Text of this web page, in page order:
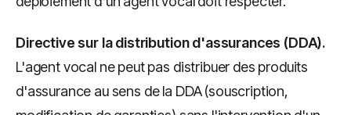
Directive sur la distribution d'assurances (DDA).
L'agent vocal ne peut pas distribuer des produits
d'assurance au sens de la DDA (souscription,